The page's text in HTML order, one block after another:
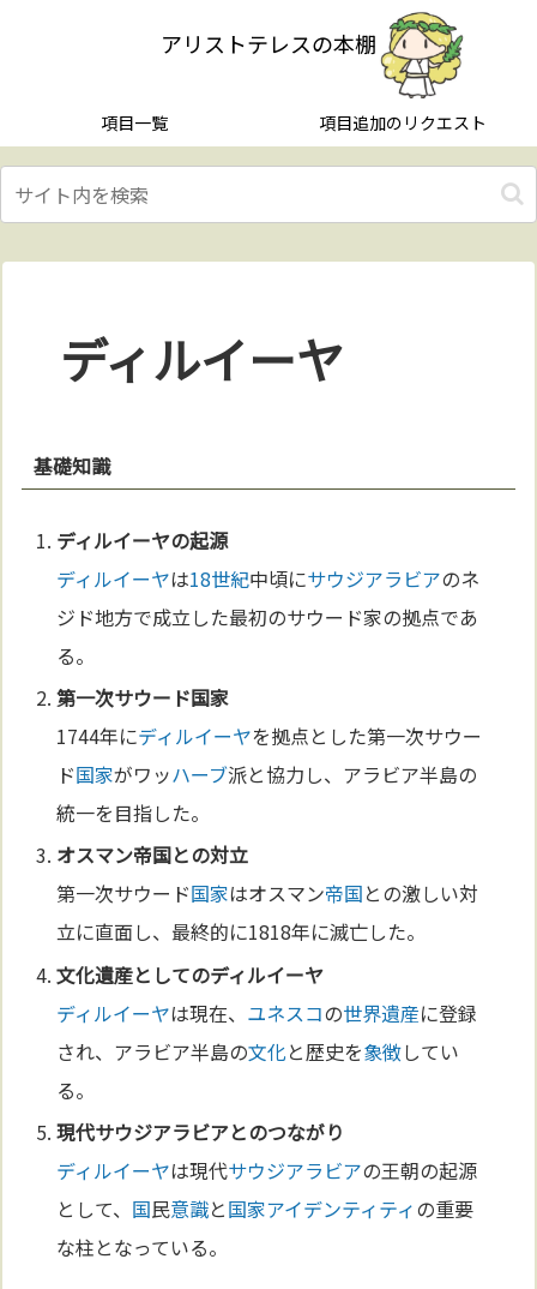
アリストテレスの本棚
項目一覧 項目追加のリクエスト
ディルイーヤ
基礎知識
ディルイーヤの起源
ディルイーヤは18世紀中頃にサウジアラビアのネ
ジド地方で成立した最初のサウード家の拠点であ
る。
第一次サウード国家
1744年にディルイーヤを拠点とした第一次サウー
ド国家がワッハーブ派と協力し、アラビア半島の
統一を目指した。
オスマン帝国との対立
第一次サウード国家はオスマン帝国との激しい対
立に直面し、最終的に1818年に滅亡した。
文化遺産としてのディルイーヤ
ディルイーヤは現在、 ユネスコの世界遺産に登録
され、アラビア半島の文化と歴史を象徴してい
る。
現代サウジアラビアとのつながり
ディルイーヤは現代サウジアラビアの王朝の起源
として、 国民意識と国家アイデンティティの重要
な柱となっている。